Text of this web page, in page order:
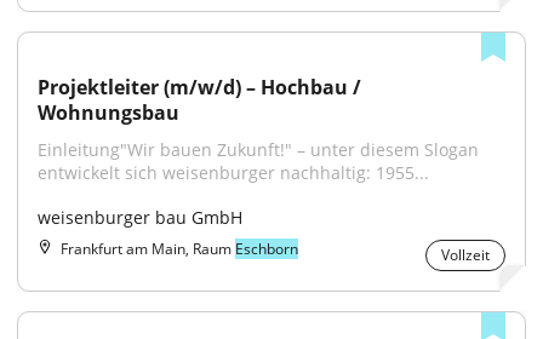
Projektleiter (m/w/d) – Hochbau /
Wohnungsbau
Einleitung"Wir bauen Zukunft!" – unter diesem Slogan
entwickelt sich weisenburger nachhaltig: 1955...
weisenburger bau GmbH
Frankfurt am Main, Raum Eschborn Vollzeit